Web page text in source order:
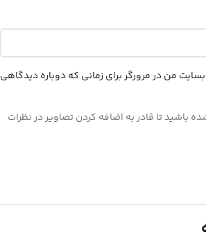
من در مرورگر برای زمانی که دوباره دیدگاهی
باشید تا قادر به اضافه کردن تصاویر در نظرات